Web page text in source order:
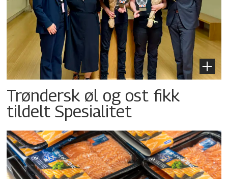
Trøndersk øl og ost fikk
tildelt Spesialitet